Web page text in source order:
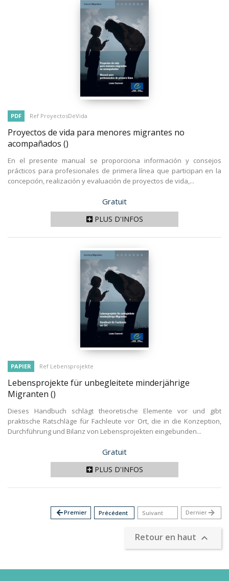
PDF Ref ProyectosDeVida
Proyectos de vida para menores migrantes no
acompañados ()
En el presente manual se proporciona información y consejos
prácticos para profesionales de primera línea que participan en la
concepción, realización y evaluación de proyectos de vida,...
Prix
Gratuit
PLUS D'INFOS
PAPIER Ref Lebensprojekte
Lebensprojekte für unbegleitete minderjährige
Migranten ()
Dieses Handbuch schlägt theoretische Elemente vor und gibt
praktische Ratschläge für Fachleute vor Ort, die in die Konzeption,
Durchführung und Bilanz von Lebensprojekten eingebunden...
Prix
Gratuit
PLUS D'INFOS
arrow_backPremier Précédent Suivant Dernier arrow_forward
Retour en haut 